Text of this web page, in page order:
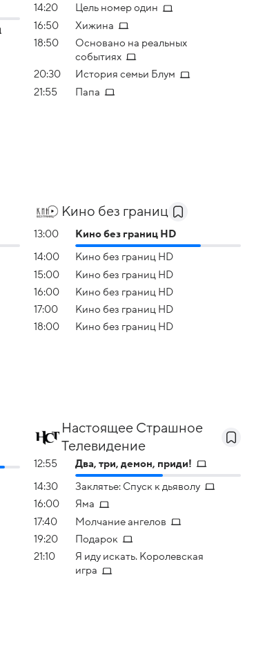
14:20
Цель номер один
16:50
Хижина
18:50
Основано на реальных
событиях
20:30
История семьи Блум
21:55
Папа
Кино без границ
13:00 Кино без границ HD
14:00
Кино без границ HD
15:00
Кино без границ HD
16:00
Кино без границ HD
17:00
Кино без границ HD
18:00
Кино без границ HD
Настоящее Страшное
Телевидение
12:55 Два, три, демон, приди!
14:30
Заклятье: Спуск к дьяволу
16:00
Яма
17:40
Молчание ангелов
19:20
Подарок
21:10
Я иду искать. Королевская
игра